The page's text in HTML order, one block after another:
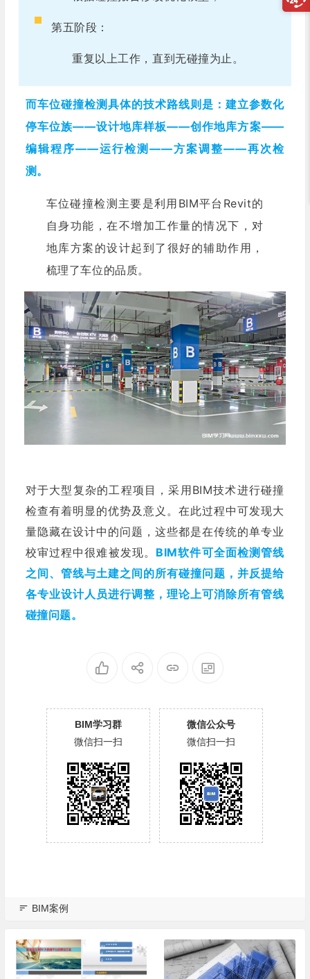
第五阶段：
重复以上工作，直到无碰撞为止。
而车位碰撞检测具体的技术路线则是：建立参数化
停车位族——设计地库样板——创作地库方案——
编辑程序——运行检测——方案调整——再次检
测。
车位碰撞检测主要是利用BIM平台Revit的
自身功能，在不增加工作量的情况下，对
地库方案的设计起到了很好的辅助作用，
梳理了车位的品质。
对于大型复杂的工程项目，采用BIM技术进行碰撞
检查有着明显的优势及意义。在此过程中可发现大
量隐藏在设计中的问题，这些都是在传统的单专业
校审过程中很难被发现。 BIM软件可全面检测管线
之间、管线与土建之间的所有碰撞问题，并反提给
各专业设计人员进行调整，理论上可消除所有管线
碰撞问题。
BIM学习群
微信扫一扫
微信公众号
微信扫一扫
BIM案例